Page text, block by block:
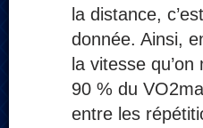
la distance,
donnée. Ainsi,
la vitesse
90 % du
entre les